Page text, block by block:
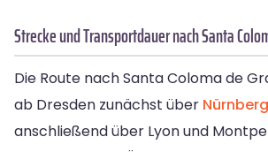
Strecke und Transportdauer nach Santa
Die Route nach Santa Coloma de
ab Dresden zunächst über Nürnberg
anschließend über Lyon und